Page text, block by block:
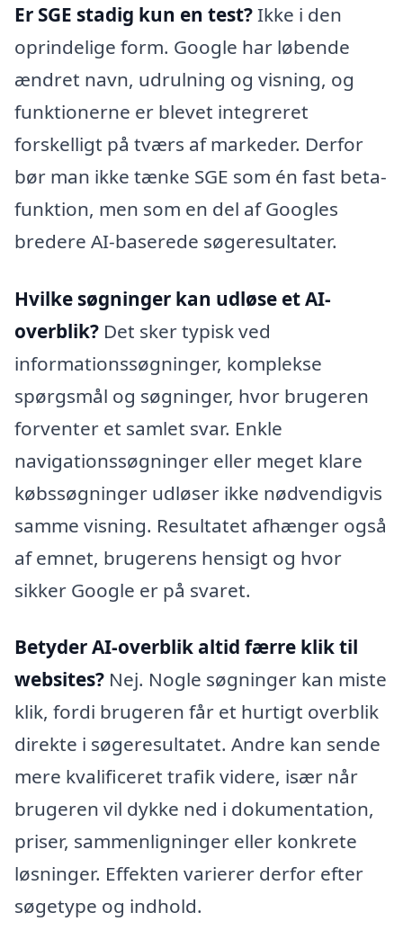
Er SGE stadig kun en test?Ikke i den
oprindelige form. Google har løbende
ændret navn, udrulning og visning, og
funktionerne er blevet integreret
forskelligt på tværs af markeder. Derfor
bør man ikke tænke SGE som én fast beta-
funktion, men som en del af Googles
bredere AI-baserede søgeresultater.
Hvilke søgninger kan udløse et AI-
overblik? Det sker typisk ved
informationssøgninger, komplekse
spørgsmål og søgninger, hvor brugeren
forventer et samlet svar. Enkle
navigationssøgninger eller meget klare
købssøgninger udløser ikke nødvendigvis
samme visning. Resultatet afhænger også
af emnet, brugerens hensigt og hvor
sikker Google er på svaret.
Betyder AI-overblik altid færre klik til
websites? Nej. Nogle søgninger kan miste
klik, fordi brugeren får et hurtigt overblik
direkte i søgeresultatet. Andre kan sende
mere kvalificeret trafik videre, især når
brugeren vil dykke ned i dokumentation,
priser, sammenligninger eller konkrete
løsninger. Effekten varierer derfor efter
søgetype og indhold.